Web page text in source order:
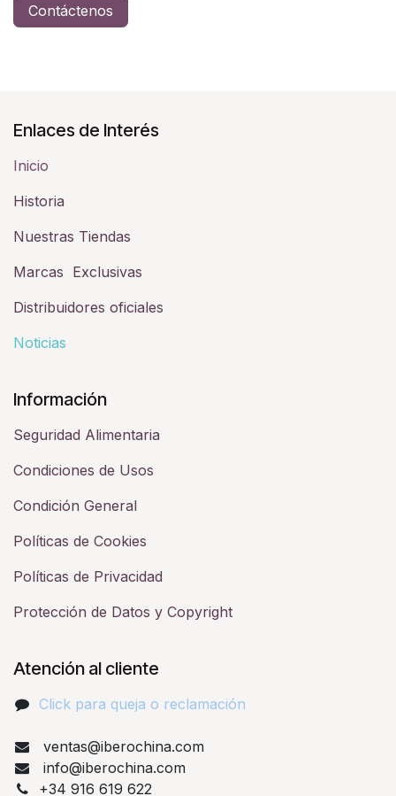
Contáctenos
Enlaces de Interés
Inicio
Historia​
Nuestras Tiendas
Marcas Exclusivas
Distribuidores oficiales
Noticias
Información
Seguridad Alimentaria
Condiciones de Usos
Condición General
Políticas de Cookies
Políticas de Privacidad
Protección de Datos y Copyright
Atención al cliente
Click para queja o reclamación​
ventas@iberochina.com
info@iberochina.com
+34 916 619 622